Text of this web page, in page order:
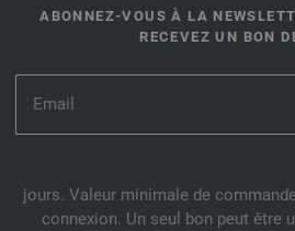
ABONNEZ-VOUS À LA
RECEVEZ UN BON
jours. Valeur minimale de
connexion. Un seul bon peut être